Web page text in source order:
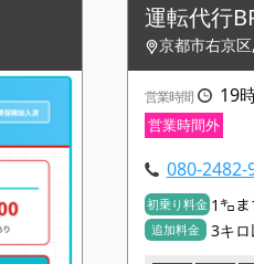
運転代行
京都市右京
営業時間 19
営業時間外
080-2482-
初乗り料金 1㌔
追加料金 3キ